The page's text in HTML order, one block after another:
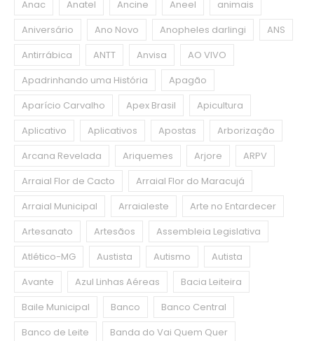
Anac Anatel Ancine Aneel
animais
Aniversário
Ano Novo Anopheles darlingi
ANS
Antirrábica
ANTT Anvisa
AO VIVO
Apadrinhando uma História
Apagão
Aparício Carvalho
Apex Brasil
Apicultura
Aplicativo
Aplicativos Apostas
Arborização
Arcana Revelada
Ariquemes Arjore
ARPV
Arraial Flor de Cacto
Arraial Flor do Maracujá
Arraial Municipal
Arraialeste
Arte no Entardecer
Artesanato
Artesãos
Assembleia Legislativa
Atlético-MG
Austista Autismo
Autista
Avante
Azul Linhas Aéreas
Bacia Leiteira
Baile Municipal
Banco
Banco Central
Banco de Leite
Banda do Vai Quem Quer